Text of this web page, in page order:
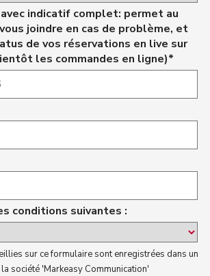
indicatif complet: permet au
joindre en cas de problème, et
de vos réservations en live sur
les commandes en ligne)*
conditions suivantes :
sur ce formulaire sont enregistrées dans un
société 'Markeasy Communication'